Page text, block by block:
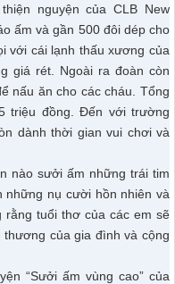
nguyện của CLB New
ấm và gần 500 đôi dép cho
với cái lạnh thấu xương của
giá rét. Ngoài ra đoàn còn
nấu ăn cho các cháu. Tổng
triệu đồng. Đến với trường
dành thời gian vui chơi và
nào sưởi ấm những trái tim
những nụ cười hồn nhiên và
rằng tuổi thơ của các em sẽ
của gia đình và cộng
“Sưởi ấm vùng cao” của